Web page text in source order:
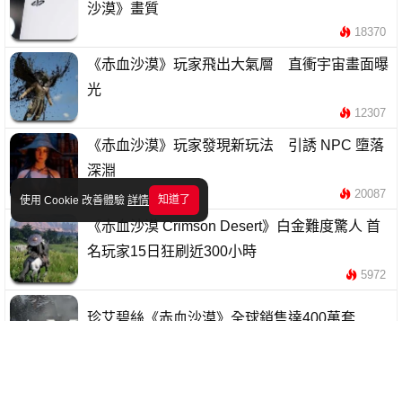
使用 Cookie 改善體驗 詳情 知道了
沙漠》畫質
18370
《赤血沙漠》玩家飛出大氣層 直衝宇宙畫面曝
光
12307
《赤血沙漠》玩家發現新玩法 引誘 NPC 墮落
深淵
20087
《赤血沙漠 Crimson Desert》白金難度驚人 首
名玩家15日狂刷近300小時
5972
珍艾碧絲《赤血沙漠》全球銷售達400萬套